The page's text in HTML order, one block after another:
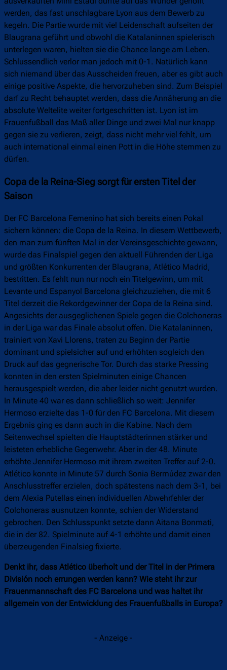
werden, das fast unschlagbare Lyon aus dem Bewerb zu
kegeln. Die Partie wurde mit viel Leidenschaft aufseiten der
Blaugrana geführt und obwohl die Katalaninnen spielerisch
unterlegen waren, hielten sie die Chance lange am Leben.
Schlussendlich verlor man jedoch mit 0-1. Natürlich kann
sich niemand über das Ausscheiden freuen, aber es gibt auch
einige positive Aspekte, die hervorzuheben sind. Zum Beispiel
darf zu Recht behauptet werden, dass die Annäherung an die
absolute Weltelite weiter fortgeschritten ist. Lyon ist im
Frauenfußball das Maß aller Dinge und zwei Mal nur knapp
gegen sie zu verlieren, zeigt, dass nicht mehr viel fehlt, um
auch international einmal einen Pott in die Höhe stemmen zu
dürfen.
Copa de la Reina-Sieg sorgt für ersten Titel der
Saison
Der FC Barcelona Femenino hat sich bereits einen Pokal
sichern können: die Copa de la Reina. In diesem Wettbewerb,
den man zum fünften Mal in der Vereinsgeschichte gewann,
wurde das Finalspiel gegen den aktuell Führenden der Liga
und größten Konkurrenten der Blaugrana, Atlético Madrid,
bestritten. Es fehlt nun nur noch ein Titelgewinn, um mit
Levante und Espanyol Barcelona gleichzuziehen, die mit 6
Titel derzeit die Rekordgewinner der Copa de la Reina sind.
Angesichts der ausgeglichenen Spiele gegen die Colchoneras
in der Liga war das Finale absolut offen. Die Katalaninnen,
trainiert von Xavi Llorens, traten zu Beginn der Partie
dominant und spielsicher auf und erhöhten sogleich den
Druck auf das gegnerische Tor. Durch das starke Pressing
konnten in den ersten Spielminuten einige Chancen
herausgespielt werden, die aber leider nicht genutzt wurden.
In Minute 40 war es dann schließlich so weit: Jennifer
Hermoso erzielte das 1-0 für den FC Barcelona. Mit diesem
Ergebnis ging es dann auch in die Kabine. Nach dem
Seitenwechsel spielten die Hauptstädterinnen stärker und
leisteten erhebliche Gegenwehr. Aber in der 48. Minute
erhöhte Jennifer Hermoso mit ihrem zweiten Treffer auf 2-0.
Atlético konnte in Minute 57 durch Sonia Bermúdez zwar den
Anschlusstreffer erzielen, doch spätestens nach dem 3-1, bei
dem Alexia Putellas einen individuellen Abwehrfehler der
Colchoneras ausnutzen konnte, schien der Widerstand
gebrochen. Den Schlusspunkt setzte dann Aitana Bonmati,
die in der 82. Spielminute auf 4-1 erhöhte und damit einen
überzeugenden Finalsieg fixierte.
Denkt ihr, dass Atlético überholt und der Titel in der Primera
División noch errungen werden kann? Wie steht ihr zur
Frauenmannschaft des FC Barcelona und was haltet ihr
allgemein von der Entwicklung des Frauenfußballs in Europa?
- Anzeige -